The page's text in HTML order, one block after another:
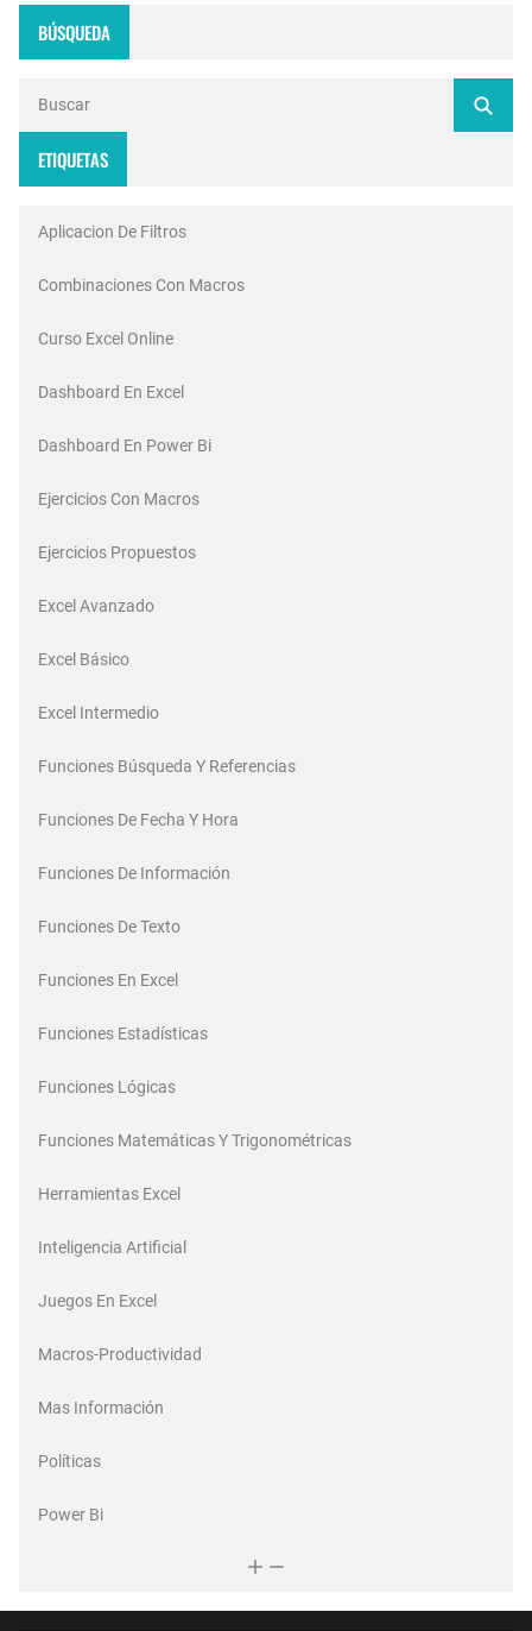
BÚSQUEDA
ETIQUETAS
Aplicacion De Filtros
Combinaciones Con Macros
Curso Excel Online
Dashboard En Excel
Dashboard En Power Bi
Ejercicios Con Macros
Ejercicios Propuestos
Excel Avanzado
Excel Básico
Excel Intermedio
Funciones Búsqueda Y Referencias
Funciones De Fecha Y Hora
Funciones De Información
Funciones De Texto
Funciones En Excel
Funciones Estadísticas
Funciones Lógicas
Funciones Matemáticas Y Trigonométricas
Herramientas Excel
Inteligencia Artificial
Juegos En Excel
Macros-Productividad
Mas Información
Políticas
Power Bi